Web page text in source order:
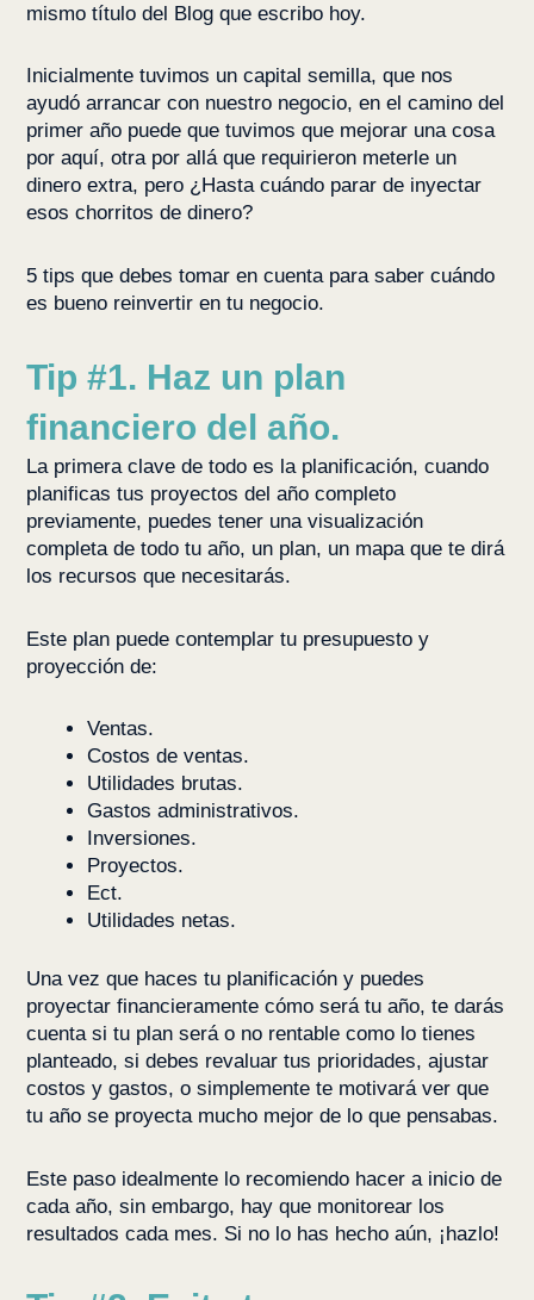
mismo título del Blog que escribo hoy.
Inicialmente tuvimos un capital semilla, que nos
ayudó arrancar con nuestro negocio, en el camino del
primer año puede que tuvimos que mejorar una cosa
por aquí, otra por allá que requirieron meterle un
dinero extra, pero ¿Hasta cuándo parar de inyectar
esos chorritos de dinero?
5 tips que debes tomar en cuenta para saber cuándo
es bueno reinvertir en tu negocio.
Tip #1. Haz un plan
financiero del año.
La primera clave de todo es la planificación, cuando
planificas tus proyectos del año completo
previamente, puedes tener una visualización
completa de todo tu año, un plan, un mapa que te dirá
los recursos que necesitarás.
Este plan puede contemplar tu presupuesto y
proyección de:
Ventas.
Costos de ventas.
Utilidades brutas.
Gastos administrativos.
Inversiones.
Proyectos.
Ect.
Utilidades netas.
Una vez que haces tu planificación y puedes
proyectar financieramente cómo será tu año, te darás
cuenta si tu plan será o no rentable como lo tienes
planteado, si debes revaluar tus prioridades, ajustar
costos y gastos, o simplemente te motivará ver que
tu año se proyecta mucho mejor de lo que pensabas.
Este paso idealmente lo recomiendo hacer a inicio de
cada año, sin embargo, hay que monitorear los
resultados cada mes. Si no lo has hecho aún, ¡hazlo!